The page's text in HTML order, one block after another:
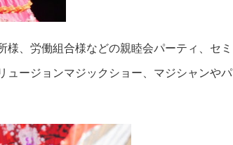
、労働組合様などの親睦会パーティ、セミ
ュージョンマジックショー、マジシャンやパ